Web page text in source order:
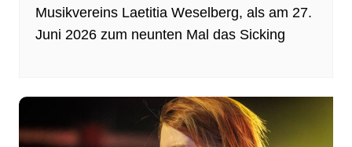
Musikvereins Laetitia Weselberg, als am 27.
Juni 2026 zum neunten Mal das Sicking